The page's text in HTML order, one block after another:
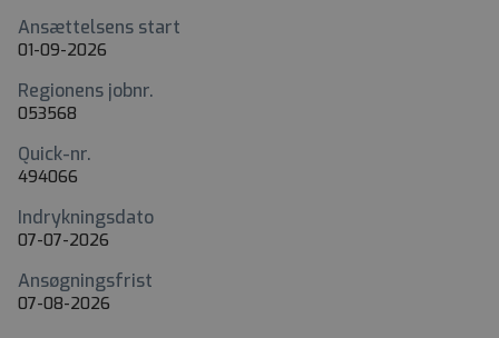
Ansættelsens start
01-09-2026
Regionens jobnr.
053568
Quick-nr.
494066
Indrykningsdato
07-07-2026
Ansøgningsfrist
07-08-2026